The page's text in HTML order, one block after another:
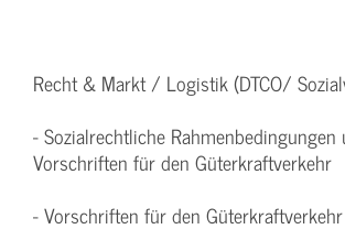
Recht & Markt / Logistik (DTCO/
- Sozialrechtliche Rahmenbedingungen
Vorschriften für den Güterkraftverkehr
- Vorschriften für den Güterkraftverkehr